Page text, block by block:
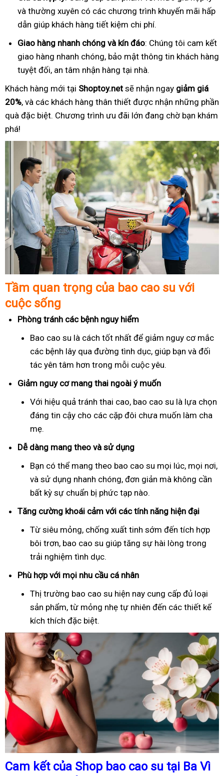
và thường xuyên có các chương trình khuyến mãi hấp
dẫn giúp khách hàng tiết kiệm chi phí.
Giao hàng nhanh chóng và kín đáo: Chúng tôi cam kết
giao hàng nhanh chóng, bảo mật thông tin khách hàng
tuyệt đối, an tâm nhận hàng tại nhà.
Khách hàng mới tại Shoptoy.net sẽ nhận ngay giảm giá
20%, và các khách hàng thân thiết được nhận những phần
quà đặc biệt. Chương trình ưu đãi lớn đang chờ bạn khám
phá!
Tầm quan trọng của bao cao su với
cuộc sống
Phòng tránh các bệnh nguy hiểm
Bao cao su là cách tốt nhất để giảm nguy cơ mắc
các bệnh lây qua đường tình dục, giúp bạn và đối
tác yên tâm hơn trong mỗi cuộc yêu.
Giảm nguy cơ mang thai ngoài ý muốn
Với hiệu quả tránh thai cao, bao cao su là lựa chọn
đáng tin cậy cho các cặp đôi chưa muốn làm cha
mẹ.
Dễ dàng mang theo và sử dụng
Bạn có thể mang theo bao cao su mọi lúc, mọi nơi,
và sử dụng nhanh chóng, đơn giản mà không cần
bất kỳ sự chuẩn bị phức tạp nào.
Tăng cường khoái cảm với các tính năng hiện đại
Từ siêu mỏng, chống xuất tinh sớm đến tích hợp
bôi trơn, bao cao su giúp tăng sự hài lòng trong
trải nghiệm tình dục.
Phù hợp với mọi nhu cầu cá nhân
Thị trường bao cao su hiện nay cung cấp đủ loại
sản phẩm, từ mỏng nhẹ tự nhiên đến các thiết kế
kích thích đặc biệt.
Cam kết của Shop bao cao su tại Ba Vì